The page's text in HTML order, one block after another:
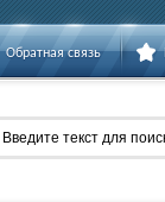
Обратная связь
Введите текст для